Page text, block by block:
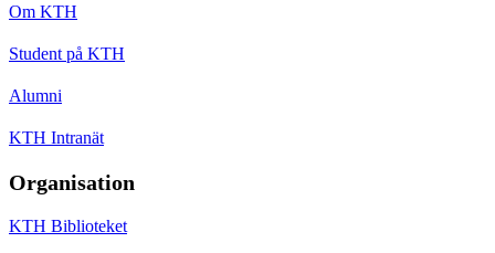
Om KTH
Student på KTH
Alumni
KTH Intranät
Organisation
KTH Biblioteket